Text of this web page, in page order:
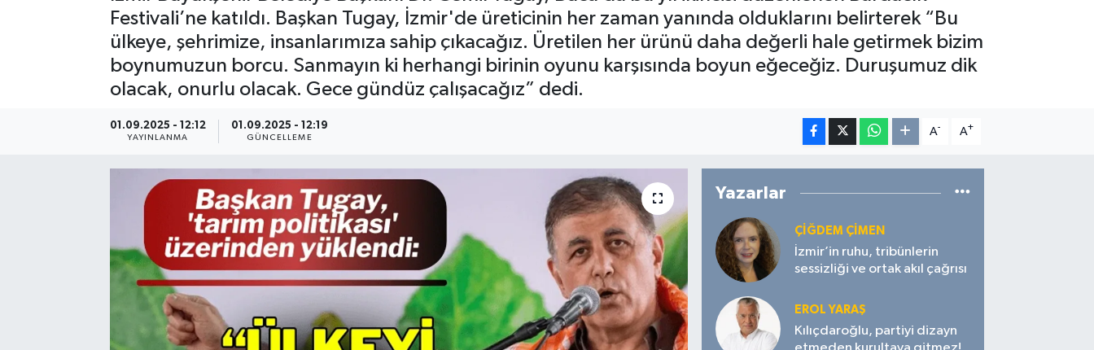
Festivali’ne katıldı. Başkan Tugay, İzmir'de üreticinin her zaman yanında olduklarını belirterek “Bu
ülkeye, şehrimize, insanlarımıza sahip çıkacağız. Üretilen her ürünü daha değerli hale getirmek bizim
boynumuzun borcu. Sanmayın ki herhangi birinin oyunu karşısında boyun eğeceğiz. Duruşumuz dik
olacak, onurlu olacak. Gece gündüz çalışacağız” dedi.
01.09.2025 - 12:12
YAYINLANMA
01.09.2025 - 12:19
GÜNCELLEME
A- A+
Yazarlar
ÇIĞDEM ÇIMEN
İzmir’in ruhu, tribünlerin
sessizliği ve ortak akıl çağrısı
EROL YARAŞ
Kılıçdaroğlu, partiyi dizayn
Resmi Reklam
Röportajlar